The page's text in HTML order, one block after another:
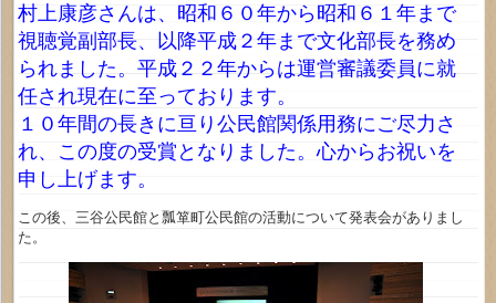
村上康彦さんは、昭和６０年から昭和６１年まで
視聴覚副部長、以降平成２年まで文化部長を務め
られました。平成２２年からは運営審議委員に就
任され現在に至っております。
１０年間の長きに亘り公民館関係用務にご尽力さ
れ、この度の受賞となりました。心からお祝いを
申し上げます。
この後、三谷公民館と瓢箪町公民館の活動について発表会がありまし
た。